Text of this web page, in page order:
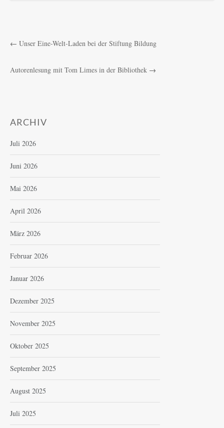
← Unser Eine-Welt-Laden bei der Stiftung Bildung
Autorenlesung mit Tom Limes in der Bibliothek →
ARCHIV
Juli 2026
Juni 2026
Mai 2026
April 2026
März 2026
Februar 2026
Januar 2026
Dezember 2025
November 2025
Oktober 2025
September 2025
August 2025
Juli 2025